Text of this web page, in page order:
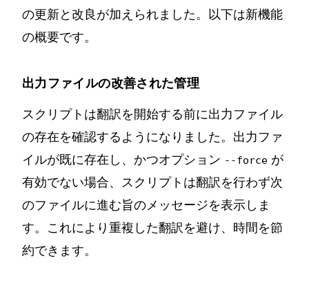
の更新と改良が加えられました。以下は新機能
の概要です。
出力ファイルの改善された管理
スクリプトは翻訳を開始する前に出力ファイル
の存在を確認するようになりました。出力ファ
イルが既に存在し、かつオプション --force が
有効でない場合、スクリプトは翻訳を行わず次
のファイルに進む旨のメッセージを表示しま
す。これにより重複した翻訳を避け、時間を節
約できます。